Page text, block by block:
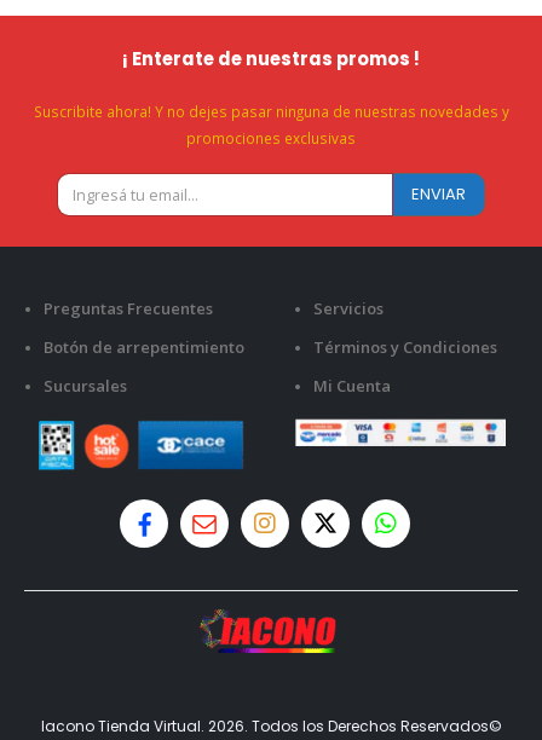
¡ Enterate de nuestras promos !
Suscribite ahora! Y no dejes pasar ninguna de nuestras novedades y
promociones exclusivas
Preguntas Frecuentes
Botón de arrepentimiento
Sucursales
Servicios
Términos y Condiciones
Mi Cuenta
Iacono Tienda Virtual. 2026. Todos los Derechos Reservados©